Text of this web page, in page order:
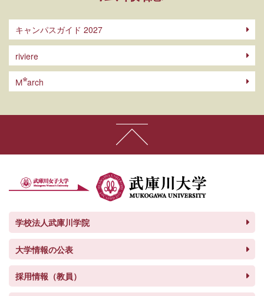
キャンパスガイド 2027
riviere
M arch
学校法人武庫川学院
大学情報の公表
採用情報（教員）